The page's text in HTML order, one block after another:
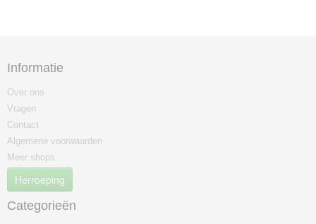
Informatie
Over ons
Vragen
Contact
Algemene voorwaarden
Meer shops
Herroeping
Categorieën